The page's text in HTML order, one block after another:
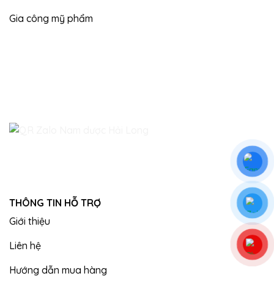
Gia công mỹ phẩm
THÔNG TIN HỖ TRỢ
Giới thiệu
Liên hệ
Hướng dẫn mua hàng